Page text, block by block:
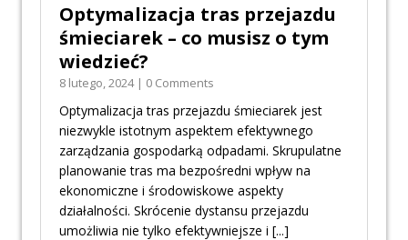
Optymalizacja tras przejazdu
śmieciarek – co musisz o tym
wiedzieć?
8 lutego, 2024 | 0 Comments
Optymalizacja tras przejazdu śmieciarek jest
niezwykle istotnym aspektem efektywnego
zarządzania gospodarką odpadami. Skrupulatne
planowanie tras ma bezpośredni wpływ na
ekonomiczne i środowiskowe aspekty
działalności. Skrócenie dystansu przejazdu
umożliwia nie tylko efektywniejsze i [...]